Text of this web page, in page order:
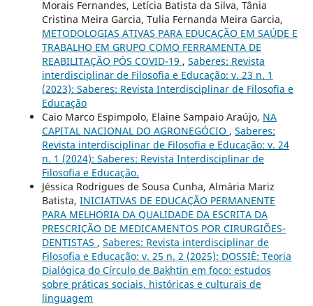
Morais Fernandes, Letícia Batista da Silva, Tânia
Cristina Meira Garcia, Tulia Fernanda Meira Garcia,
METODOLOGIAS ATIVAS PARA EDUCAÇÃO EM SAÚDE E
TRABALHO EM GRUPO COMO FERRAMENTA DE
REABILITAÇÃO PÓS COVID-19 , Saberes: Revista
interdisciplinar de Filosofia e Educação: v. 23 n. 1
(2023): Saberes: Revista Interdisciplinar de Filosofia e
Educação
Caio Marco Espimpolo, Elaine Sampaio Araújo, NA
CAPITAL NACIONAL DO AGRONEGÓCIO , Saberes:
Revista interdisciplinar de Filosofia e Educação: v. 24
n. 1 (2024): Saberes: Revista Interdisciplinar de
Filosofia e Educação.
Jéssica Rodrigues de Sousa Cunha, Almária Mariz
Batista, INICIATIVAS DE EDUCAÇÃO PERMANENTE
PARA MELHORIA DA QUALIDADE DA ESCRITA DA
PRESCRIÇÃO DE MEDICAMENTOS POR CIRURGIÕES-
DENTISTAS , Saberes: Revista interdisciplinar de
Filosofia e Educação: v. 25 n. 2 (2025): DOSSIÊ: Teoria
Dialógica do Círculo de Bakhtin em foco: estudos
sobre práticas sociais, históricas e culturais de
linguagem